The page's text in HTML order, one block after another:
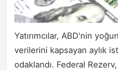
Yatırımcılar, ABD'nin
verilerini kapsayan aylık
odaklandı. Federal